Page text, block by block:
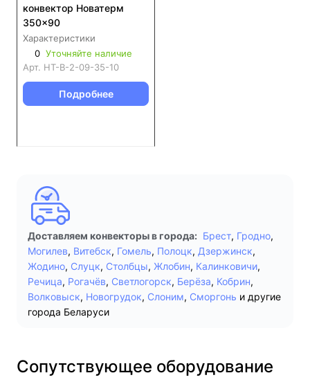
конвектор Новатерм
350x90
Характеристики
0 Уточняйте наличие
Арт. НТ-В-2-09-35-10
Подробнее
Доставляем конвекторы в города: Брест, Гродно,
Могилев, Витебск, Гомель, Полоцк, Дзержинск,
Жодино, Слуцк, Столбцы, Жлобин, Калинковичи,
Речица, Рогачёв, Светлогорск, Берёза, Кобрин,
Волковыск, Новогрудок, Слоним, Сморгонь и другие
города Беларуси
Сопутствующее оборудование